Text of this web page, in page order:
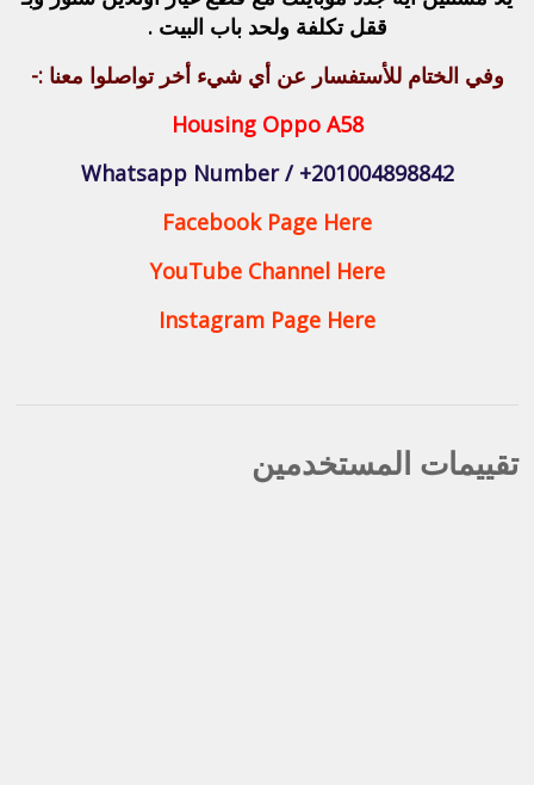
ققل تكلفة ولحد باب البيت .
وفي الختام للأستفسار عن أي شيء أخر تواصلوا معنا :-
Housing Oppo A58
Whatsapp Number / +201004898842
Facebook Page Here
YouTube Channel Here
Instagram Page Here
تقييمات المستخدمين